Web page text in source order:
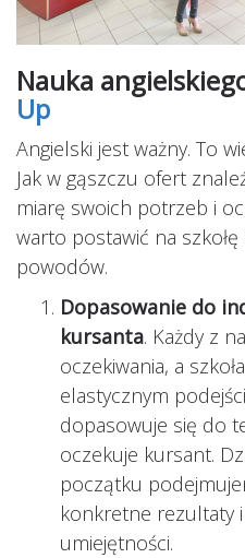
Nauka
Up
Angielski jest ważny. To
Jak w gąszczu ofert
miarę swoich potrzeb i
warto postawić na
powodów.
Dopasowanie do
kursanta. Każdy z
oczekiwania, a
elastycznym
dopasowuje się do
oczekuje kursant.
początku
konkretne rezultaty
umiejętności.